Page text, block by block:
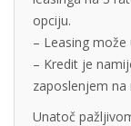
opciju.
– Leasing može
– Kredit je
zaposlenjem na
Unatoč